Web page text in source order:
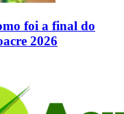
foi a final do
2026